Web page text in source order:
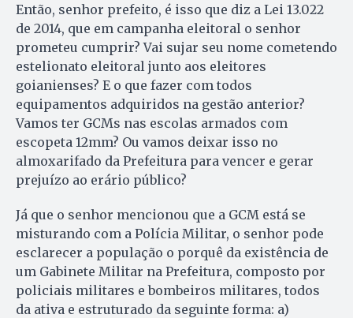
Então, senhor prefeito, é isso que diz a Lei 13.022
de 2014, que em campanha eleitoral o senhor
prometeu cumprir? Vai sujar seu nome cometendo
estelionato eleitoral junto aos eleitores
goianienses? E o que fazer com todos
equipamentos adquiridos na gestão anterior?
Vamos ter GCMs nas escolas armados com
escopeta 12mm? Ou vamos deixar isso no
almoxarifado da Prefeitura para vencer e gerar
prejuízo ao erário público?
Já que o senhor mencionou que a GCM está se
misturando com a Polícia Militar, o senhor pode
esclarecer a população o porquê da existência de
um Gabinete Militar na Prefeitura, composto por
policiais militares e bombeiros militares, todos
da ativa e estruturado da seguinte forma: a)